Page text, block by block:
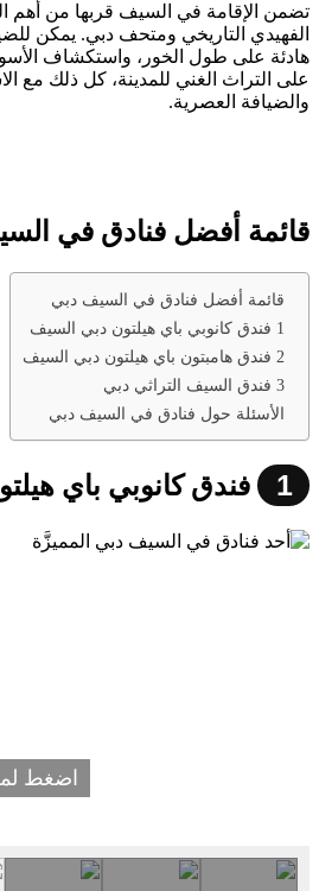
تضمن الإقامة في السيف قربها من أهم
الفهيدي التاريخي ومتحف دبي. يمكن
هادئة على طول الخور، واستكشاف
على التراث الغني للمدينة، كل ذلك مع
والضيافة العصرية.
قائمة أفضل فنادق في
قائمة أفضل فنادق في السيف دبي
1 فندق كانوبي باي هيلتون دبي السيف
2 فندق هامبتون باي هيلتون دبي السيف
3 فندق السيف التراثي دبي
الأسئلة حول فنادق في السيف دبي
1 فندق كانوبي باي
اضغط